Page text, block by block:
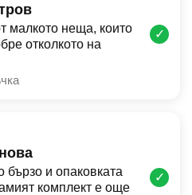
малкото неща, които
отколкото на
✓
бързо и опаковката
комплект е още
✓